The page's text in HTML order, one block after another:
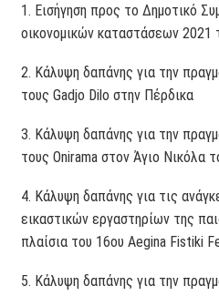
1. Εισήγηση προς το Δημοτικό
οικονομικών καταστάσεων 2021
2. Κάλυψη δαπάνης για την
τους Gadjo Dilo στην Πέρδικα
3. Κάλυψη δαπάνης για την
τους Onirama στον Άγιο Νικόλα
4. Κάλυψη δαπάνης για τις
εικαστικών εργαστηρίων της
πλαίσια του 16ου Aegina Fistiki
5. Κάλυψη δαπάνης για την